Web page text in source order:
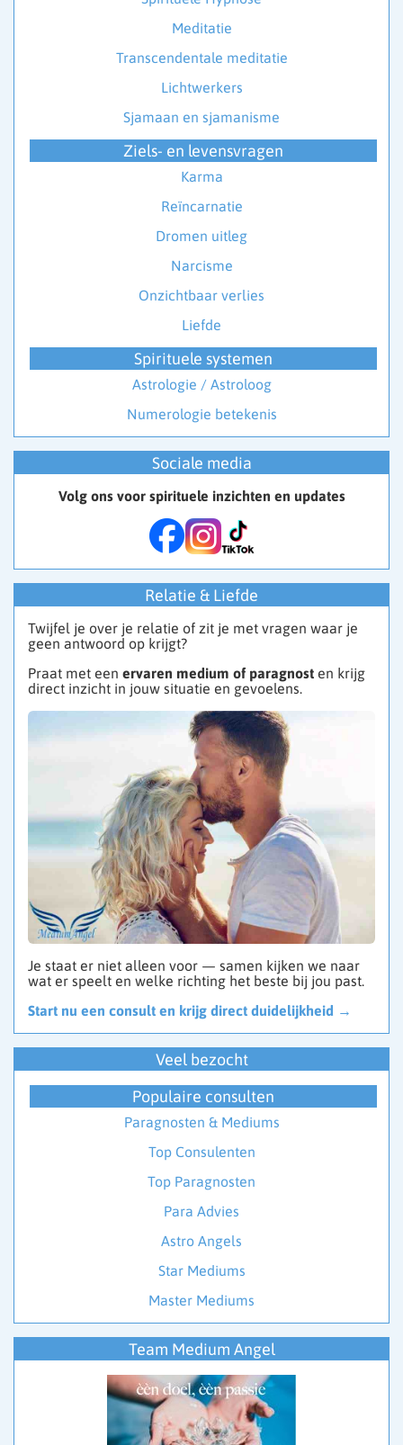
Meditatie
Transcendentale meditatie
Lichtwerkers
Sjamaan en sjamanisme
Ziels- en levensvragen
Karma
Reïncarnatie
Dromen uitleg
Narcisme
Onzichtbaar verlies
Liefde
Spirituele systemen
Astrologie / Astroloog
Numerologie betekenis
Sociale media
Volg ons voor spirituele inzichten en updates
Relatie & Liefde
Twijfel je over je relatie of zit je met vragen waar je
geen antwoord op krijgt?
Praat met een ervaren medium of paragnost en krijg
direct inzicht in jouw situatie en gevoelens.
Je staat er niet alleen voor — samen kijken we naar
wat er speelt en welke richting het beste bij jou past.
Start nu een consult en krijg direct duidelijkheid →
Veel bezocht
Populaire consulten
Paragnosten & Mediums
Top Consulenten
Top Paragnosten
Para Advies
Astro Angels
Star Mediums
Master Mediums
Team Medium Angel